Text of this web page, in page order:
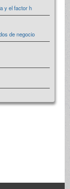
y el factor h
de negocio